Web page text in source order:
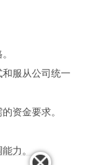
服从公司统一
资金要求。
力。